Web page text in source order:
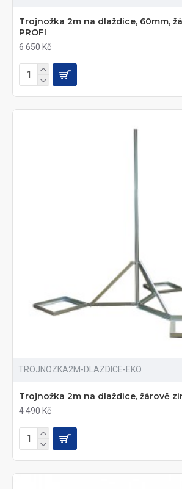
Trojnožka 2m na dlaždice, 60mm,
PROFI
6 650 Kč
TROJNOZKA2M-DLAZDICE-EKO
Trojnožka 2m na dlaždice, žárově
4 490 Kč